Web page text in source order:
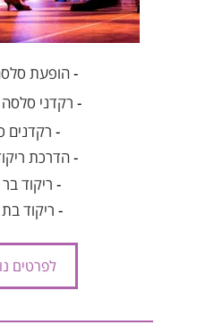
-הופעת
- רקדני סלסה
- רקדנים
-הדרכת
- ריקוד
- ריקוד
לפרטים